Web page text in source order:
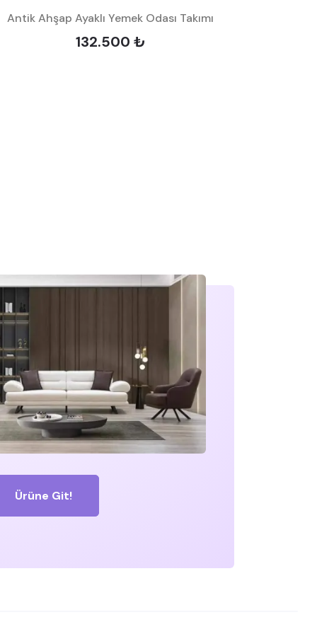
Antik Ahşap Ayaklı Yemek Odası Takımı
132.500 ₺
Ürüne Git!